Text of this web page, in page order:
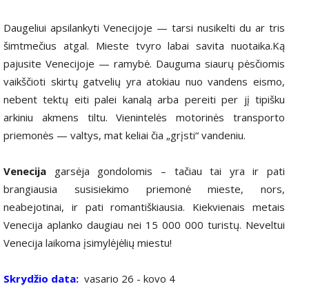
Daugeliui apsilankyti Venecijoje — tarsi nusikelti du ar tris
šimtmečius atgal. Mieste tvyro labai savita nuotaika.Ką
pajusite Venecijoje — ramybė. Dauguma siaurų pėsčiomis
vaikščioti skirtų gatvelių yra atokiau nuo vandens eismo,
nebent tektų eiti palei kanalą arba pereiti per jį tipišku
arkiniu akmens tiltu. Vienintelės motorinės transporto
priemonės — valtys, mat keliai čia „grįsti“ vandeniu.
Venecija garsėja gondolomis – tačiau tai yra ir pati
brangiausia susisiekimo priemonė mieste, nors,
neabejotinai, ir pati romantiškiausia. Kiekvienais metais
Venecija aplanko daugiau nei 15 000 000 turistų. Neveltui
Venecija laikoma įsimylėjėlių miestu!
Skrydžio data: vasario 26 - kovo 4